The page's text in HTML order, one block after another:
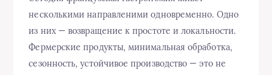
несколькими направленими одновременно. Одно
из них — возвращение к простоте и локальности.
Фермерские продукты, минимальная обработка,
сезонность, устойчивое производство — это не